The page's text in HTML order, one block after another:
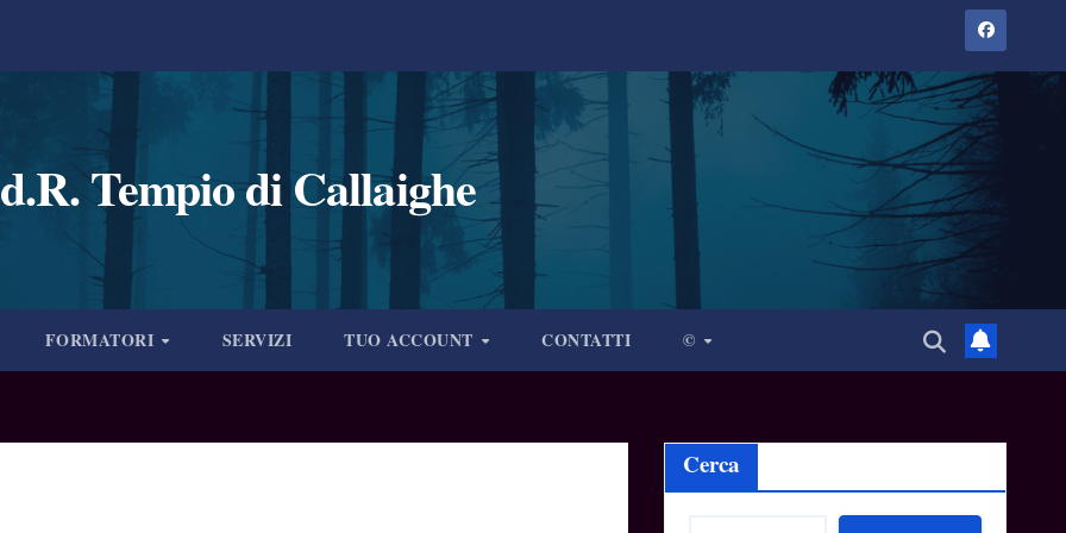
Tempio di Callaighe
FORMATORI SERVIZI TUO ACCOUNT CONTATTI ©
Cerca